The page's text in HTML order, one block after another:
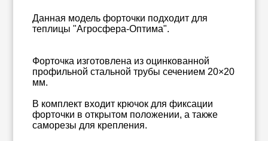
Данная модель форточки подходит для
теплицы "Агросфера-Оптима".
Форточка изготовлена из оцинкованной
профильной стальной трубы сечением 20×20
мм.
В комплект входит крючок для фиксации
форточки в открытом положении, а также
саморезы для крепления.